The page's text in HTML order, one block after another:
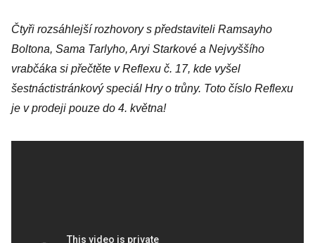
Čtyři rozsáhlejší rozhovory s představiteli Ramsayho
Boltona, Sama Tarlyho, Aryi Starkové a Nejvyššího
vrabčáka si přečtěte v Reflexu č. 17, kde vyšel
šestnáctistránkový speciál Hry o trůny. Toto číslo Reflexu
je v prodeji pouze do 4. května!